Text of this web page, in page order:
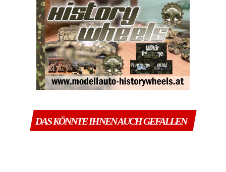
DAS KÖNNTE IHNEN AUCH GEFALLEN